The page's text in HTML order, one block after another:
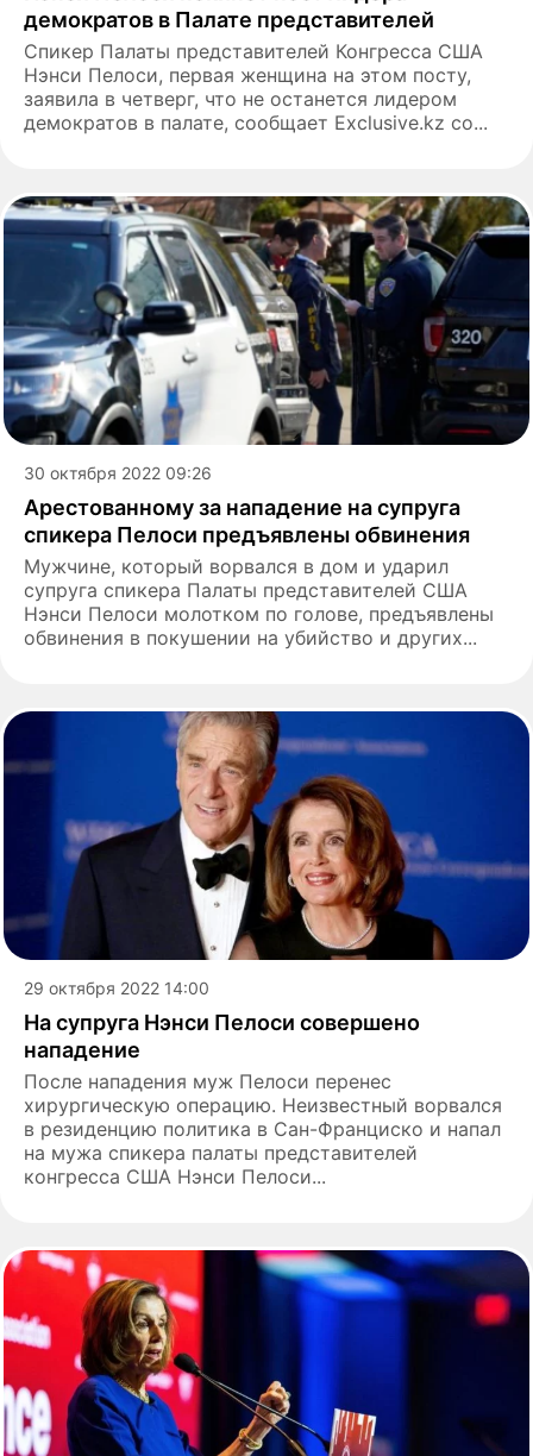
демократов в Палате представителей
Спикер Палаты представителей Конгресса США
Нэнси Пелоси, первая женщина на этом посту,
заявила в четверг, что не останется лидером
демократов в палате, сообщает Exclusive.kz со...
30 октября 2022 09:26
Арестованному за нападение на супруга
спикера Пелоси предъявлены обвинения
Мужчине, который ворвался в дом и ударил
супруга спикера Палаты представителей США
Нэнси Пелоси молотком по голове, предъявлены
обвинения в покушении на убийство и других...
29 октября 2022 14:00
На супруга Нэнси Пелоси совершено
нападение
После нападения муж Пелоси перенес
хирургическую операцию. Неизвестный ворвался
в резиденцию политика в Сан-Франциско и напал
на мужа спикера палаты представителей
конгресса США Нэнси Пелоси...